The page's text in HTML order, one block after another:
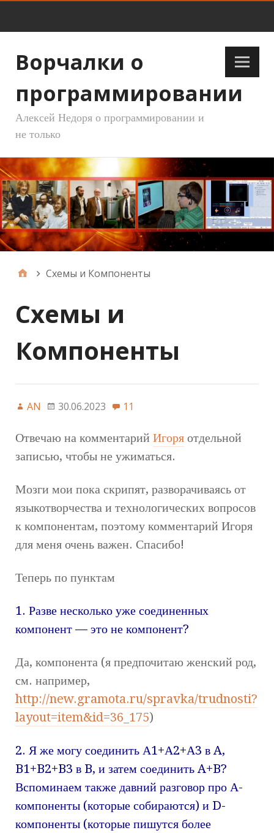
Ворчалки о
программировании
Алексей Недоря о программировании и
не только
Схемы и Компоненты
Схемы и
Компоненты
AN 30.06.2023 11
Отвечаю на комментарий Игоря отдельной
записью, чтобы не ужиматься.
Мозги мои пока скрипят, разворачиваясь от
языкотворчества и технологических вопросов
к компонентам, поэтому комментарий Игоря
для меня очень важен. Спасибо!
Теперь по пунктам
1. Разве несколько уже соединенных
компонент — это не компонент?
Да, компонента (я предпочитаю женский род,
см. например,
http://new.gramota.ru/spravka/trudnosti?
layout=item&id=36_175)
2. Я же могу соединить А1+А2+А3 в A,
B1+B2+B3 в B, и затем соединить A+B?
Вспоминаем также давний разговор про А-
компоненты (которые собираются) и D-
компоненты (которые пишутся более